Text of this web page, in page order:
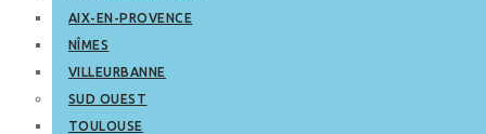
AIX-EN-PROVENCE
NÎMES
VILLEURBANNE
SUD OUEST
TOULOUSE